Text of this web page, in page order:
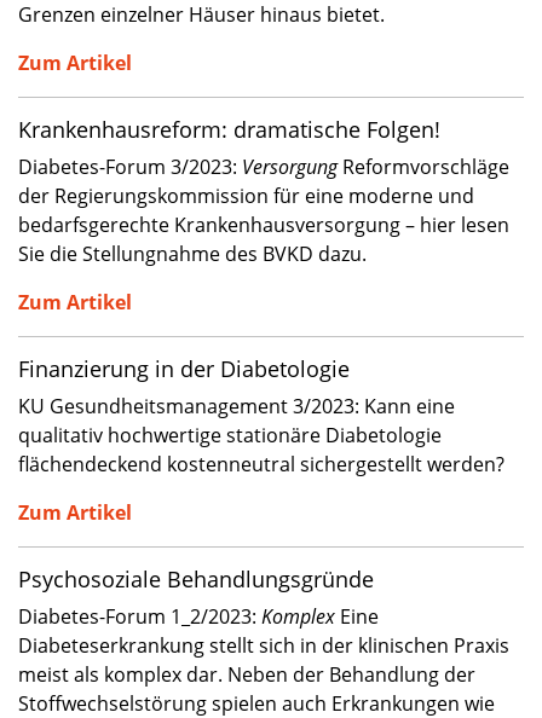
Grenzen einzelner Häuser hinaus bietet.
Zum Artikel
Krankenhausreform: dramatische Folgen!
Diabetes-Forum 3/2023: VersorgungReformvorschläge
der Regierungskommission für eine moderne und
bedarfsgerechte Krankenhausversorgung – hier lesen
Sie die Stellungnahme des BVKD dazu.
Zum Artikel
Finanzierung in der Diabetologie
KU Gesundheitsmanagement 3/2023: Kann eine
qualitativ hochwertige stationäre Diabetologie
flächendeckend kostenneutral sichergestellt werden?
Zum Artikel
Psychosoziale Behandlungsgründe
Diabetes-Forum 1_2/2023: Komplex Eine
Diabeteserkrankung stellt sich in der klinischen Praxis
meist als komplex dar. Neben der Behandlung der
Stoffwechselstörung spielen auch Erkrankungen wie